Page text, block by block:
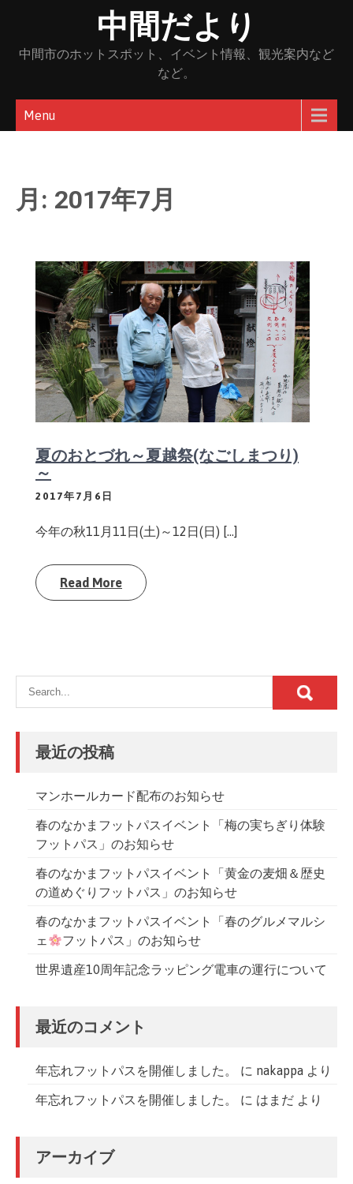
content
中間だより
中間市のホットスポット、イベント情報、観光案内など
など。
Menu
月: 2017年7月
夏のおとづれ～夏越祭(なごしまつり)
～
2017年7月6日
今年の秋11月11日(土)～12日(日) […]
Read More
最近の投稿
マンホールカード配布のお知らせ
春のなかまフットパスイベント「梅の実ちぎり体験
フットパス」のお知らせ
春のなかまフットパスイベント「黄金の麦畑＆歴史
の道めぐりフットパス」のお知らせ
春のなかまフットパスイベント「春のグルメマルシ
ェ
フットパス」のお知らせ
世界遺産10周年記念ラッピング電車の運行について
最近のコメント
年忘れフットパスを開催しました。 に nakappa より
年忘れフットパスを開催しました。 に はまだ より
アーカイブ